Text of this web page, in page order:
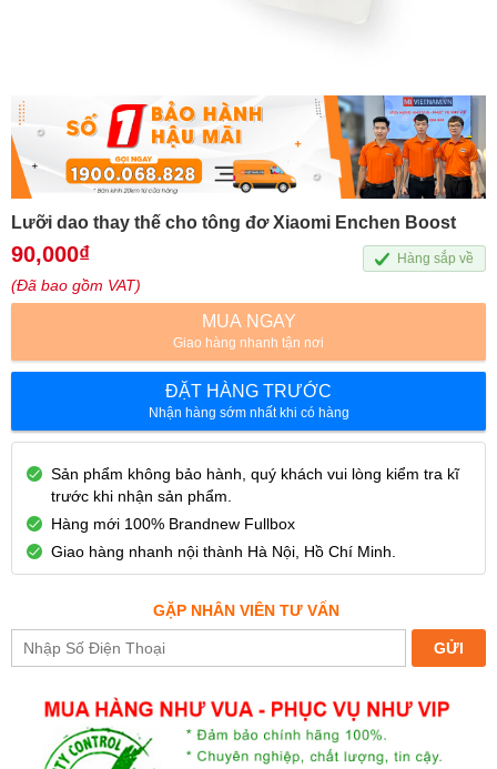
Lưỡi dao thay thế cho tông đơ Xiaomi Enchen Boost
90,000₫
(Đã bao gồm VAT)
Hàng sắp về
MUA NGAY
Giao hàng nhanh tận nơi
ĐẶT HÀNG TRƯỚC
Nhận hàng sớm nhất khi có hàng
Sản phẩm không bảo hành, quý khách vui lòng kiểm tra kĩ
trước khi nhận sản phẩm.
Hàng mới 100% Brandnew Fullbox
Giao hàng nhanh nội thành Hà Nội, Hồ Chí Minh.
GẶP NHÂN VIÊN TƯ VẤN